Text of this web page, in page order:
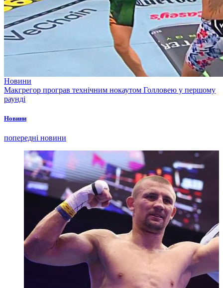
Новини
Макгрегор програв технічним нокаутом Голловею у першому
раунді
Новини
попередні новини